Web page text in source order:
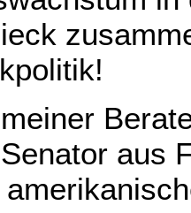
aus